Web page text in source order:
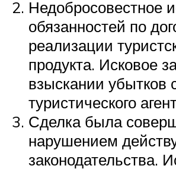
Недобросовестное
обязанностей по
реализации
продукта. Исковое
взыскании убытков
туристического
Сделка была
нарушением
законодательства.